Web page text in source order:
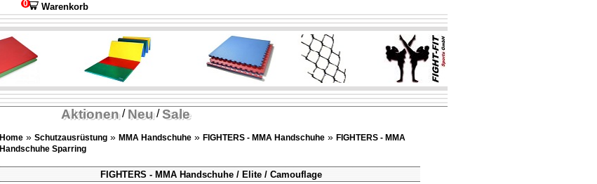
0 Warenkorb
Aktionen/ Neu/Sale
Home » Schutzausrüstung » MMA Handschuhe » FIGHTERS - MMA Handschuhe » FIGHTERS - MMA
Handschuhe Sparring
FIGHTERS - MMA Handschuhe / Elite / Camouflage